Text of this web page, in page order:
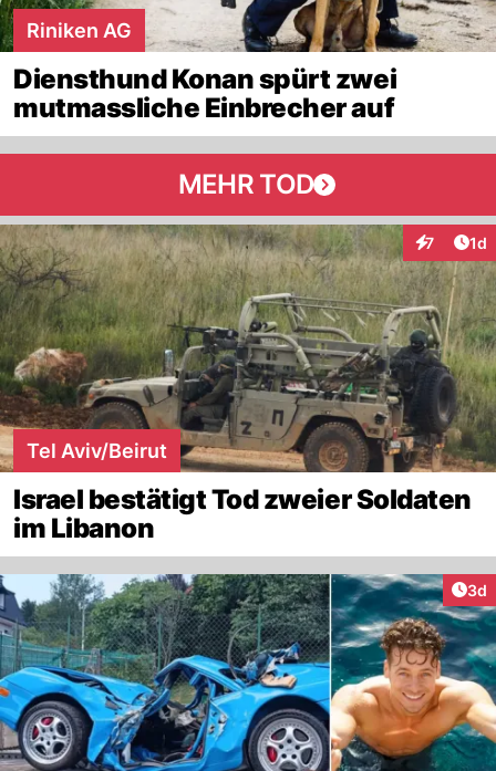
Riniken AG
Diensthund Konan spürt zwei
mutmassliche Einbrecher auf
MEHR TOD
7 1d
Tel Aviv/Beirut
Israel bestätigt Tod zweier Soldaten
im Libanon
3d